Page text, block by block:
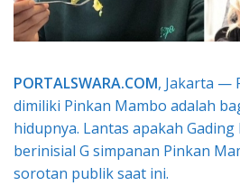
PORTALSWARA.COM, Jakarta —
dimiliki Pinkan Mambo adalah
hidupnya. Lantas apakah
berinisial G simpanan Pinkan
sorotan publik saat ini.